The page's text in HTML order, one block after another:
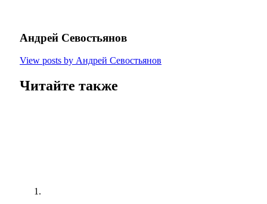
Андрей Севостьянов
View posts by Андрей Севостьянов
Читайте также